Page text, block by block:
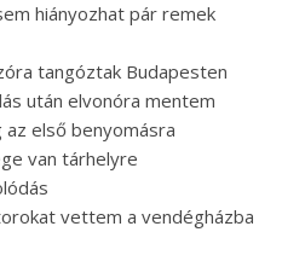
hiányozhat pár remek
tangóztak Budapesten
után elvonóra mentem
első benyomásra
van tárhelyre
vettem a vendégházba